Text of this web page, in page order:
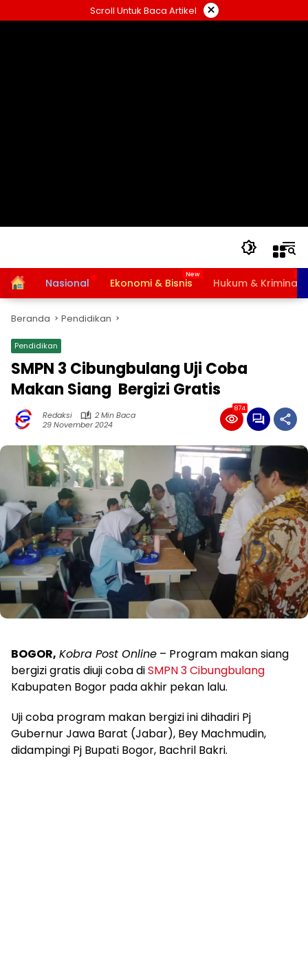
ke
Scroll Untuk Baca Artikel ×
HomeNasional Ekonomi & Bisnis Hukum & Kriminal
Beranda Pendidikan
Pendidikan
SMPN 3 Cibungbulang Uji Coba
Makan Siang Bergizi Gratis
Redaksi
2 Min Baca
29 November 2024
874
BOGOR, Kobra Post Online – Program makan siang
bergizi gratis diuji coba diSMPN 3 Cibungbulang
Kabupaten Bogor pada akhir pekan lalu.
Uji coba program makan bergizi ini dihadiri Pj
Gubernur Jawa Barat (Jabar), Bey Machmudin,
didampingi Pj Bupati Bogor, Bachril Bakri.